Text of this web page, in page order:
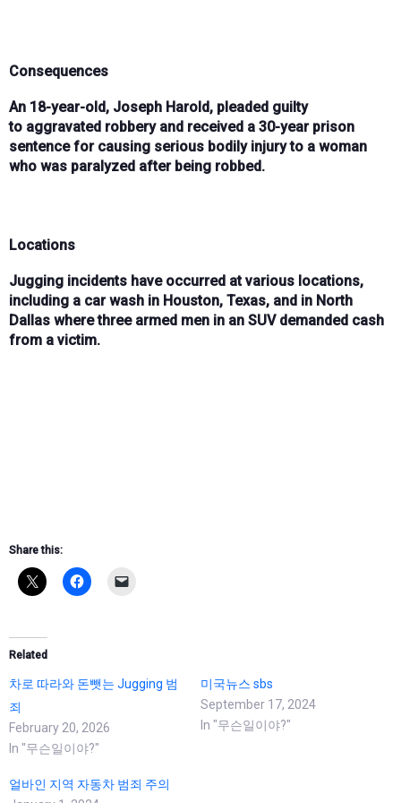
Consequences
An 18-year-old, Joseph Harold, pleaded guilty
to aggravated robberyand received a 30-year prison
sentencefor causing serious bodily injuryto a woman
who was paralyzed after being robbed.
Locations
Jugging incidents have occurred at various locations,
including a car wash in Houston, Texas, and in North
Dallas wherethree armed men in an SUVdemanded cash
from a victim.
Share this:
Related
차로 따라와 돈뺏는 Jugging 범
죄
February 20, 2026
In "무슨일이야?"
미국뉴스 sbs
September 17, 2024
In "무슨일이야?"
얼바인 지역 자동차 범죄 주의